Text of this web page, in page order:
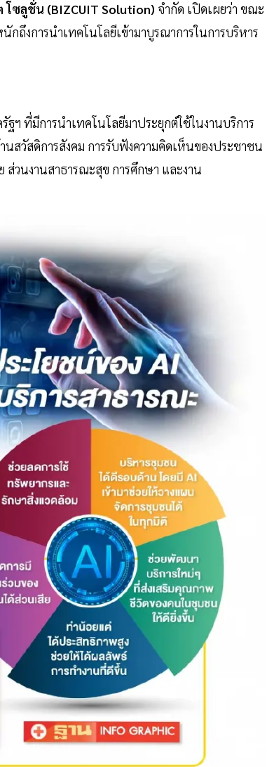
โซลูชั่น (BIZCUIT Solution) จำกัด เปิดเผยว่า ขณะ
ถึงการนำเทคโนโลยีเข้ามาบูรณาการในการบริหาร
ฯ ที่มีการนำเทคโนโลยีมาประยุกต์ใช้ในงานบริการ
สวัสดิการสังคม การรับฟังความคิดเห็นของประชาชน
วนงานสาธารณะสุข การศึกษา และงาน